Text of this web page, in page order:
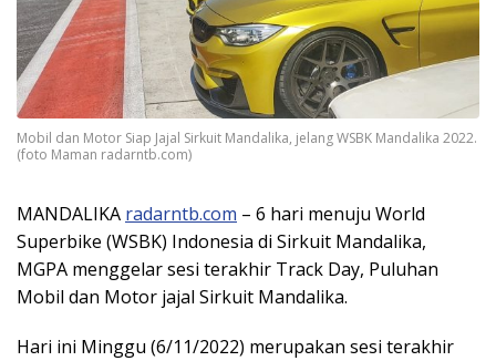
Mobil dan Motor Siap Jajal Sirkuit Mandalika, jelang WSBK Mandalika 2022.
(foto Maman radarntb.com)
MANDALIKA radarntb.com – 6 hari menuju World
Superbike (WSBK) Indonesia di Sirkuit Mandalika,
MGPA menggelar sesi terakhir Track Day, Puluhan
Mobil dan Motor jajal Sirkuit Mandalika.
Hari ini Minggu (6/11/2022) merupakan sesi terakhir